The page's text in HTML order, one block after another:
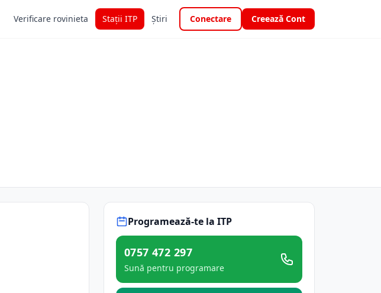
Verificare rovinieta Stații ITP Știri Conectare Creează Cont
Programează-te la ITP
0757 472 297
Sună pentru programare